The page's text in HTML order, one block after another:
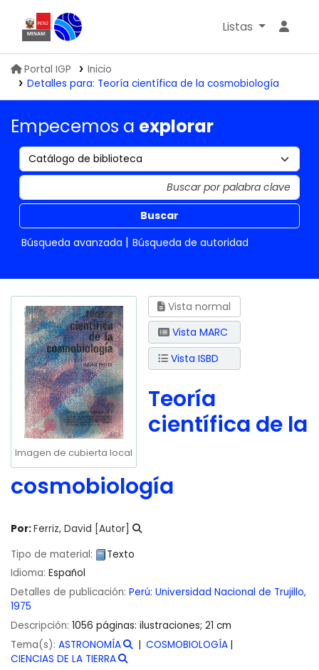
Biblioteca IGP
Listas
Portal IGP
Inicio
Detalles para: Teoría científica de la cosmobiología
Empecemos a explorar
Buscar
Búsqueda avanzada
Búsqueda de autoridad
Imagen de cubierta local
Vista normal
Vista MARC
Vista ISBD
Teoría
científica de la
cosmobiología
Por:Ferriz, David [Autor]
Tipo de material:
Texto
Idioma: Español
Detalles de publicación: Perú: Universidad Nacional de Trujillo,
1975
Descripción: 1056 páginas: ilustraciones; 21 cm
Tema(s): ASTRONOMÍA
COSMOBIOLOGÍA
CIENCIAS DE LA TIERRA